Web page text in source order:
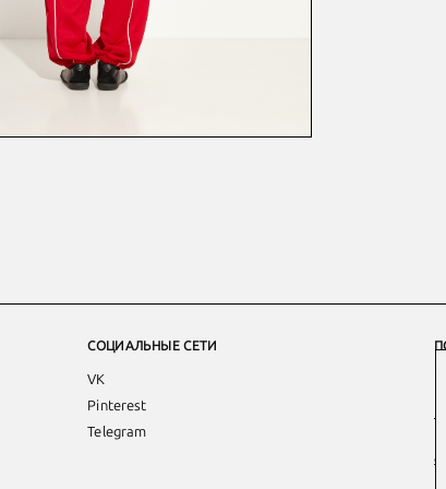
СОЦИАЛЬНЫЕ СЕТИ
VK
Pinterest
Telegram